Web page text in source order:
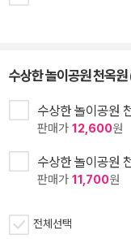
수상한 놀이공원 천옥
수상한 놀이공원
판매가 12,600원
수상한 놀이공원
판매가 11,700원
전체선택